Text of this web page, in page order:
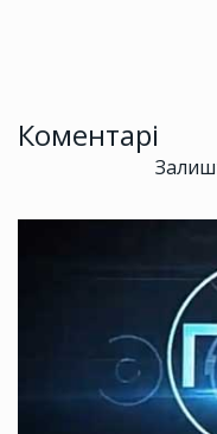
Коментарі